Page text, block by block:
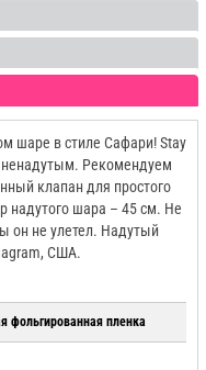
шаре в стиле Сафари! Stay
Рекомендуем
клапан для простого
надутого шара – 45 см. Не
он не улетел. Надутый
США.
фольгированная пленка